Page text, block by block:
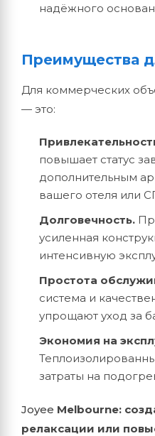
надёжного
Преимущества
Для коммерческих
— это:
повышает статус
дополнительным
вашего отеля или
Долговечность.
усиленная
интенсивную
Простота
система и
упрощают уход за
Экономия на
затраты на
Joyee Melbourne:
релаксации или